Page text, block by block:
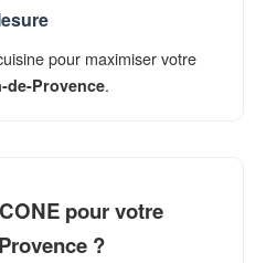
pour maximiser votre
de-Provence.
pour votre
?